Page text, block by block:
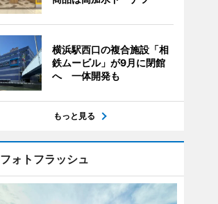
横浜駅西口の複合施設「相
鉄ムービル」が9月に閉館
へ 一体開発も
もっと見る
フォトフラッシュ